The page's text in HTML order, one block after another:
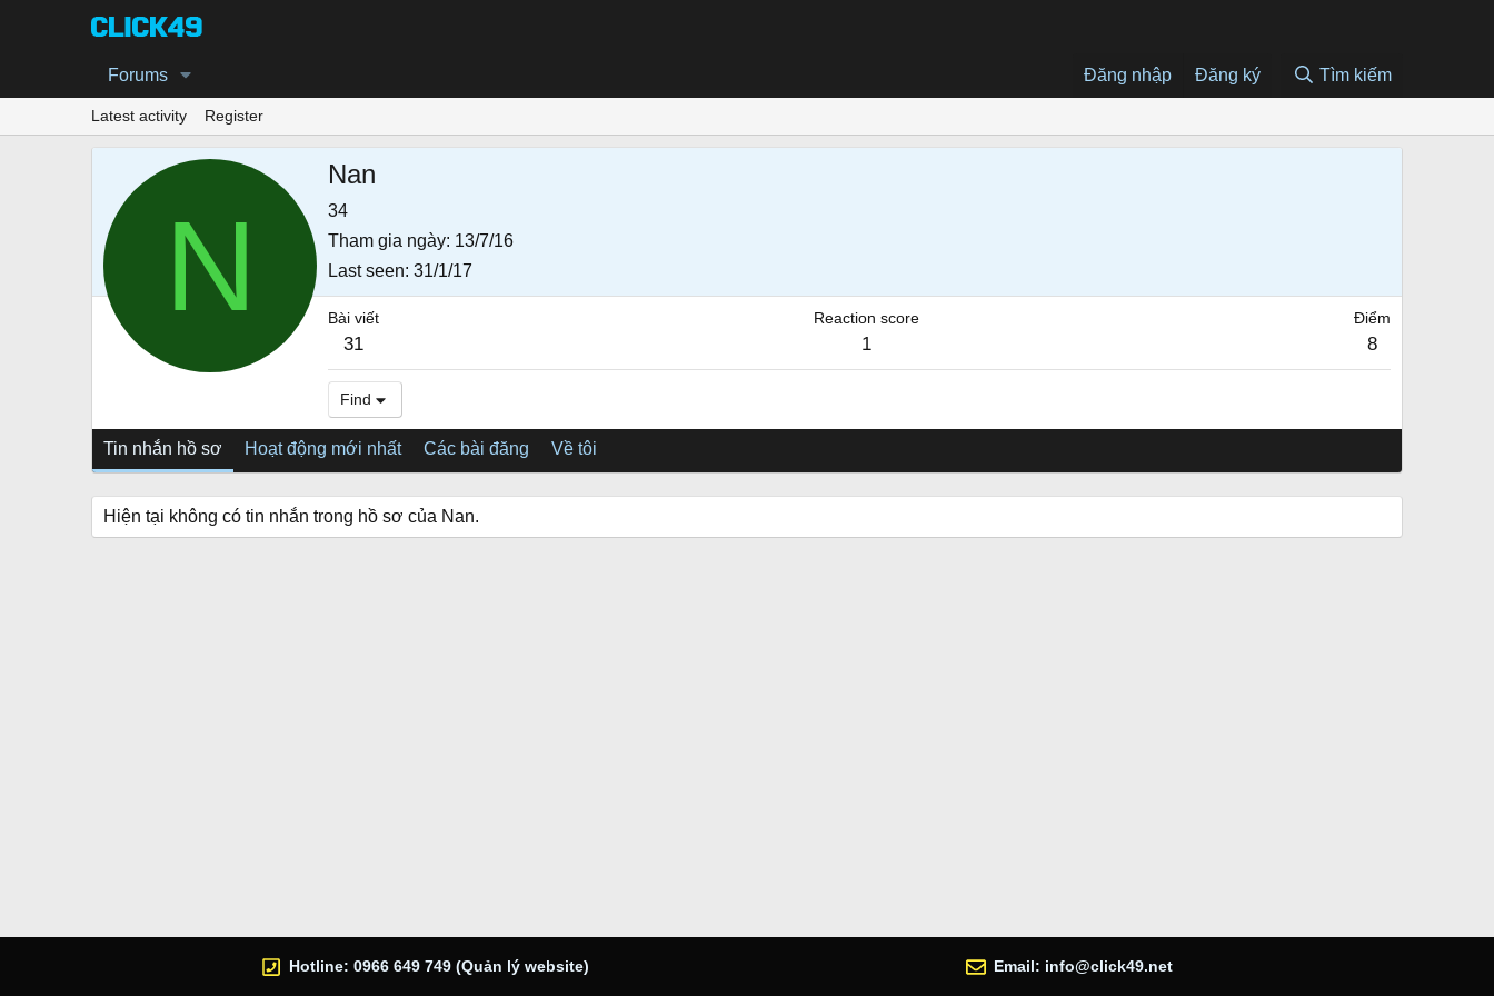
Forums Đăng nhập Đăng ký Tìm kiếm
Latest activity Register
N
Nan
34
Tham gia ngày 13/7/16
Last seen 31/1/17
Bài viết
31
Reaction score
1
Điểm
8
Find
Tin nhắn hồ sơ Hoạt động mới nhất Các bài đăng Về tôi
Hiện tại không có tin nhắn trong hồ sơ của Nan.
Hotline: 0966 649 749 (Quản lý website) Email: info@click49.net